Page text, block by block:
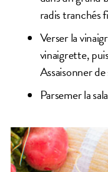
radis tranchés
Verser la
vinaigrette,
Assaisonner
Parsemer la